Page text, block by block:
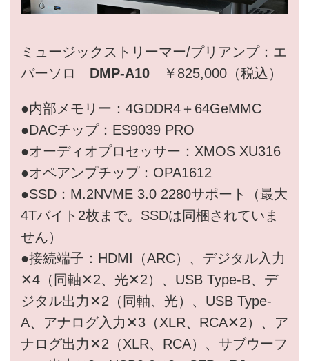
ミュージックストリーマー/プリアンプ：エ
バーソロ DMP-A10￥825,000（税込）
●内部メモリー：4GDDR4＋64GeMMC
●DACチップ：ES9039 PRO
●オーディオプロセッサー：XMOS XU316
●オペアンプチップ：OPA1612
●SSD：M.2NVME 3.0 2280サポート（最大
4Tバイト2枚まで。SSDは同梱されていま
せん）
●接続端子：HDMI（ARC）、デジタル入力
✕4（同軸✕2、光✕2）、USB Type-B、デ
ジタル出力✕2（同軸、光）、USB Type-
A、アナログ入力✕3（XLR、RCA✕2）、ア
ナログ出力✕2（XLR、RCA）、サブウーフ